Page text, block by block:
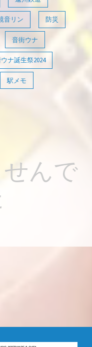
音リン 防災
音街ウナ
ナ誕生祭2024
駅メモ
んで